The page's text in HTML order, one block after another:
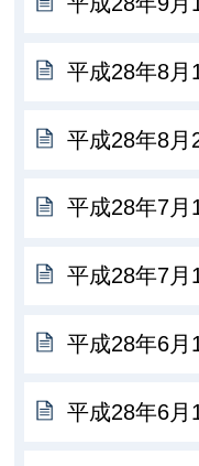
平成28年8月
平成28年8月
平成28年7月
平成28年7月
平成28年6月
平成28年6月